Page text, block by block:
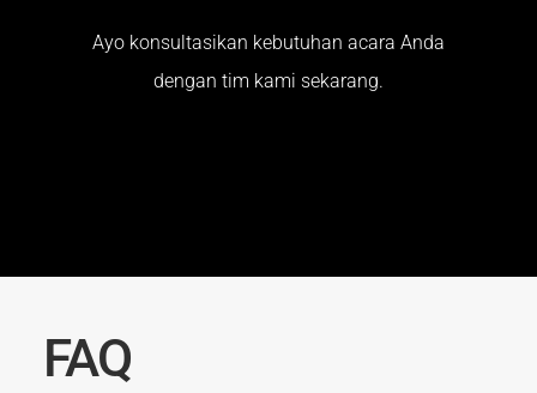
Ayo konsultasikan kebutuhan acara Anda
dengan tim kami sekarang.
FAQ